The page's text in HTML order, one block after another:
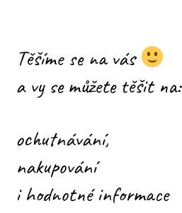
Těšíme se na vás
a vy se můžete těšit na:
ochutnávání,
nakupování
i hodnotné informace